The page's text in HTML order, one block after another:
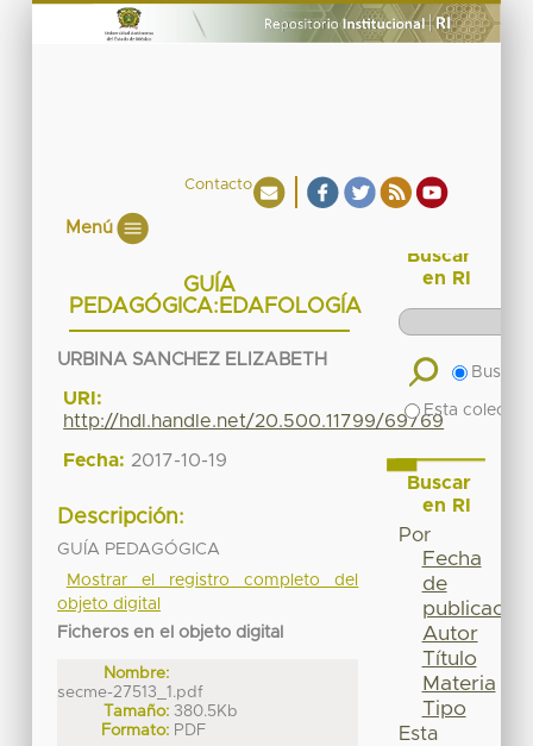
Contacto
Menú
GUÍA
PEDAGÓGICA:EDAFOLOGÍA
URBINA SANCHEZ ELIZABETH
URI:
http://hdl.handle.net/20.500.11799/69769
Fecha: 2017-10-19
Descripción:
GUÍA PEDAGÓGICA
Mostrar el registro completo del
objeto digital
Ficheros en el objeto digital
Nombre:
secme-27513_1.pdf
Tamaño: 380.5Kb
Formato: PDF
Buscar
en RI
Buscar
Esta
Buscar
en RI
Por
Fecha
de
publicación
Autor
Título
Materia
Tipo
Esta